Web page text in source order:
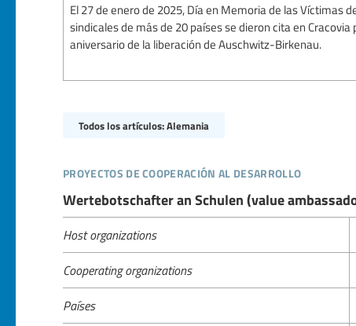
El 27 de enero de 2025, Día en Memoria de las Víctimas
sindicales de más de 20 países se dieron cita en
aniversario de la liberación de Auschwitz-Birkenau.
Todos los artículos: Alemania
proyectos de cooperación al desarrollo
Wertebotschafter an Schulen (value
Host organizations
Cooperating organizations
Países